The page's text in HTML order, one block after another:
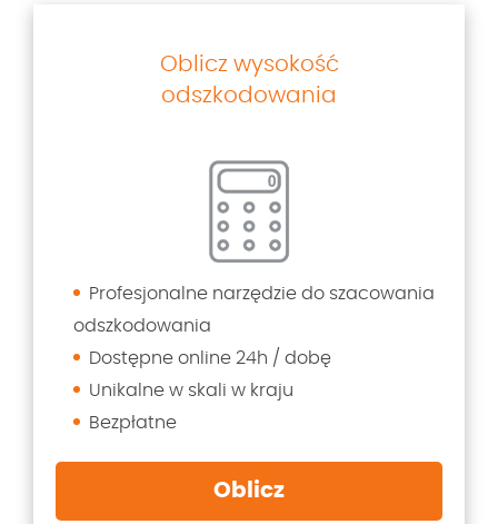
Oblicz wysokość
odszkodowania
Profesjonalne narzędzie do szacowania
odszkodowania
Dostępne online 24h / dobę
Unikalne w skali w kraju
Bezpłatne
Oblicz